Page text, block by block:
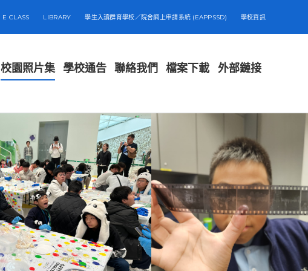
E CLASS LIBRARY 學生入讀群育學校／院舍網上申請系統 (EAPPSSD) 學校資訊
校園照片集 學校通告 聯絡我們 檔案下載 外部鏈接